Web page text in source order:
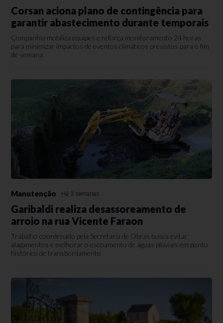
Corsan aciona plano de contingência para
garantir abastecimento durante temporais
Companhia mobiliza equipes e reforça monitoramento 24 horas
para minimizar impactos de eventos climáticos previstos para o fim
de semana
Manutenção Há 3 semanas
Garibaldi realiza desassoreamento de
arroio na rua Vicente Faraon
Trabalho coordenado pela Secretaria de Obras busca evitar
alagamentos e melhorar o escoamento de águas pluviais em ponto
histórico de transbordamento